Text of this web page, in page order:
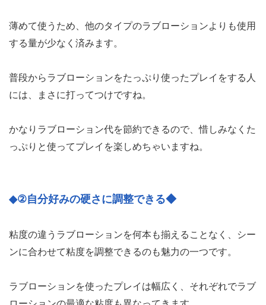
薄めて使うため、他のタイプのラブローションよりも使用
する量が少なく済みます。
普段からラブローションをたっぷり使ったプレイをする人
には、まさに打ってつけですね。
かなりラブローション代を節約できるので、惜しみなくた
っぷりと使ってプレイを楽しめちゃいますね。
◆②自分好みの硬さに調整できる◆
粘度の違うラブローションを何本も揃えることなく、シー
ンに合わせて粘度を調整できるのも魅力の一つです。
ラブローションを使ったプレイは幅広く、それぞれでラブ